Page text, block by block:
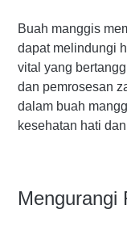
Buah manggis
dapat melindungi
vital yang
dan pemrosesan
dalam buah
kesehatan hati
Mengurangi